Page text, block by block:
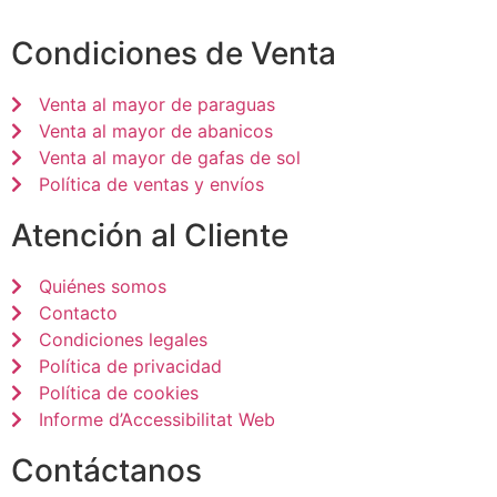
Condiciones de Venta
Venta al mayor de paraguas
Venta al mayor de abanicos
Venta al mayor de gafas de sol
Política de ventas y envíos
Atención al Cliente
Quiénes somos
Contacto
Condiciones legales
Política de privacidad
Política de cookies
Informe d’Accessibilitat Web
Contáctanos